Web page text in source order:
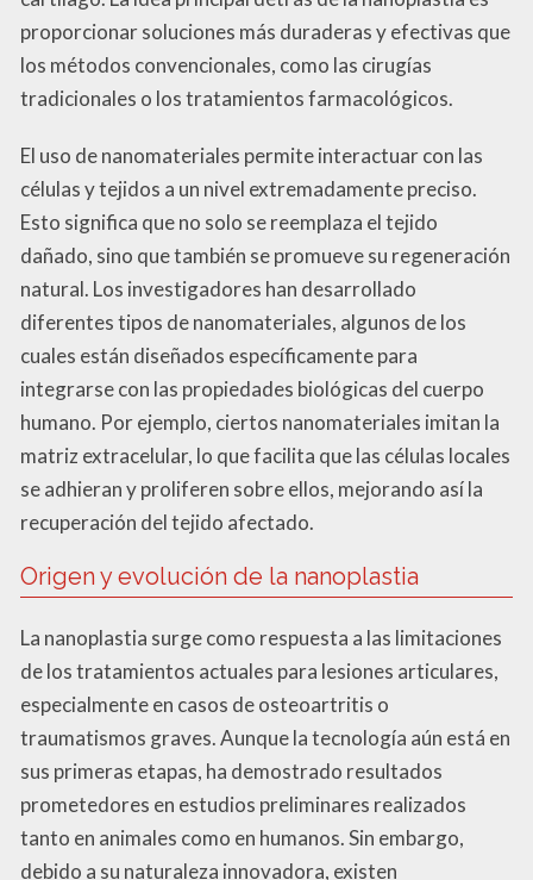
proporcionar soluciones más duraderas y efectivas que
los métodos convencionales, como las cirugías
tradicionales o los tratamientos farmacológicos.
El uso de nanomateriales permite interactuar con las
células y tejidos a un nivel extremadamente preciso.
Esto significa que no solo se reemplaza el tejido
dañado, sino que también se promueve su regeneración
natural. Los investigadores han desarrollado
diferentes tipos de nanomateriales, algunos de los
cuales están diseñados específicamente para
integrarse con las propiedades biológicas del cuerpo
humano. Por ejemplo, ciertos nanomateriales imitan la
matriz extracelular, lo que facilita que las células locales
se adhieran y proliferen sobre ellos, mejorando así la
recuperación del tejido afectado.
Origen y evolución de la nanoplastia
La nanoplastia surge como respuesta a las limitaciones
de los tratamientos actuales para lesiones articulares,
especialmente en casos de osteoartritis o
traumatismos graves. Aunque la tecnología aún está en
sus primeras etapas, ha demostrado resultados
prometedores en estudios preliminares realizados
tanto en animales como en humanos. Sin embargo,
debido a su naturaleza innovadora, existen